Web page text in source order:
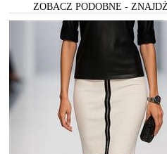
ZOBACZ PODOBNE -